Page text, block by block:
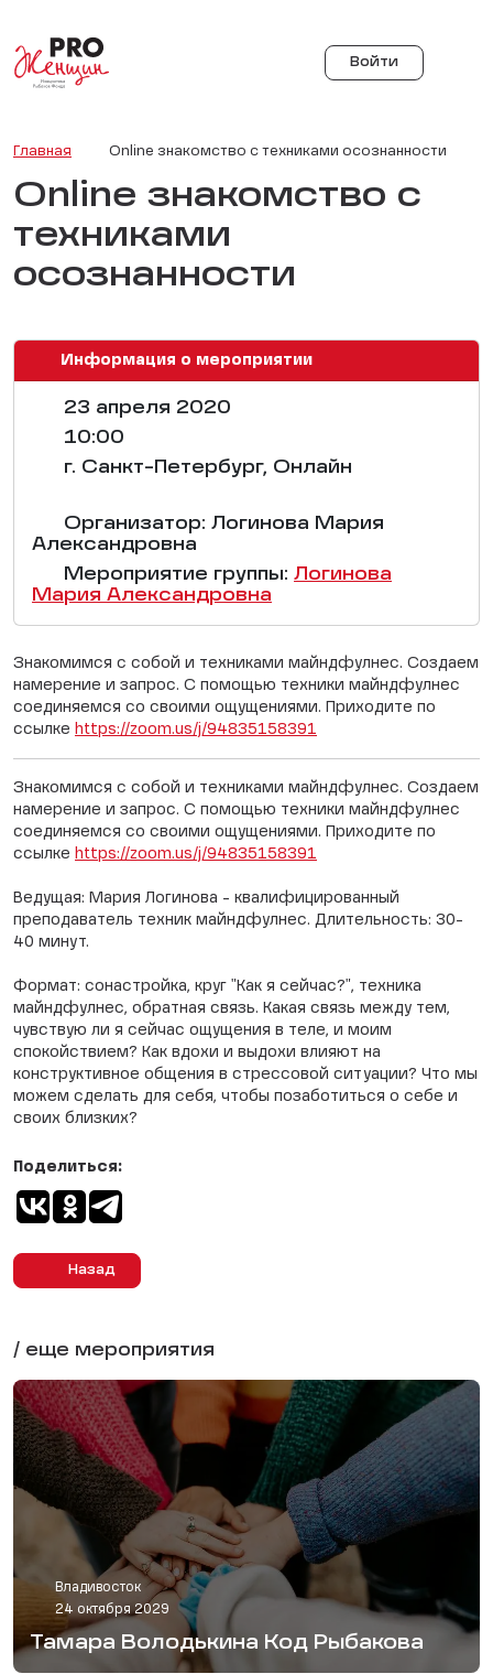
Войти
Главная Online знакомство с техниками осознанности
Online знакомство с
техниками
осознанности
Информация о мероприятии
23 апреля 2020
10:00
г. Санкт-Петербург, Онлайн
Организатор: Логинова Мария
Александровна
Мероприятие группы: Логинова
Мария Александровна
Знакомимся с собой и техниками майндфулнес. Создаем
намерение и запрос. С помощью техники майндфулнес
соединяемся со своими ощущениями. Приходите по
ссылке https://zoom.us/j/94835158391
Знакомимся с собой и техниками майндфулнес. Создаем
намерение и запрос. С помощью техники майндфулнес
соединяемся со своими ощущениями. Приходите по
ссылке https://zoom.us/j/94835158391
Ведущая: Мария Логинова - квалифицированный
преподаватель техник майндфулнес. Длительность: 30-
40 минут.
Формат: сонастройка, круг "Как я сейчас?", техника
майндфулнес, обратная связь. Какая связь между тем,
чувствую ли я сейчас ощущения в теле, и моим
спокойствием? Как вдохи и выдохи влияют на
конструктивное общения в стрессовой ситуации? Что мы
можем сделать для себя, чтобы позаботиться о себе и
своих близких?
Назад
Поделиться:
/ еще мероприятия
Владивосток
24 октября 2029
Тамара Володькина Код Рыбакова